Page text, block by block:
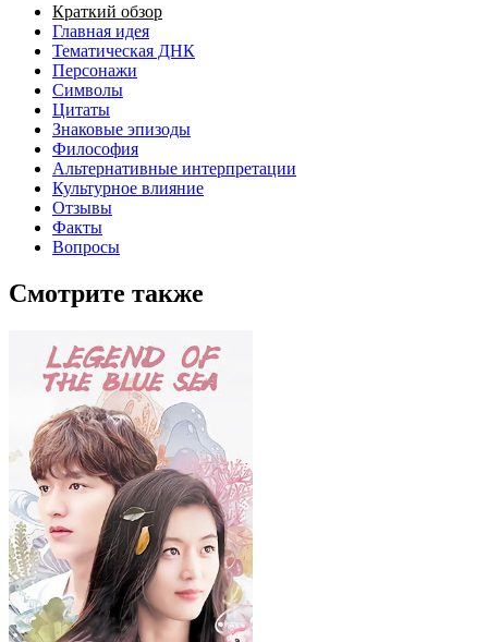
Краткий обзор
Главная идея
Тематическая ДНК
Персонажи
Символы
Цитаты
Знаковые эпизоды
Философия
Альтернативные интерпретации
Культурное влияние
Отзывы
Факты
Вопросы
Смотрите также